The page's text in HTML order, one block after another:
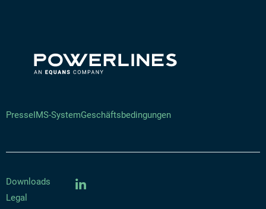
PresseIMS-SystemGeschäftsbedingungen
Downloads
Legal